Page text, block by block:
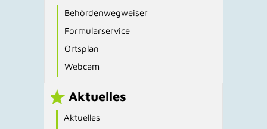
Behördenwegweiser
Formularservice
Ortsplan
Webcam
Aktuelles
Aktuelles